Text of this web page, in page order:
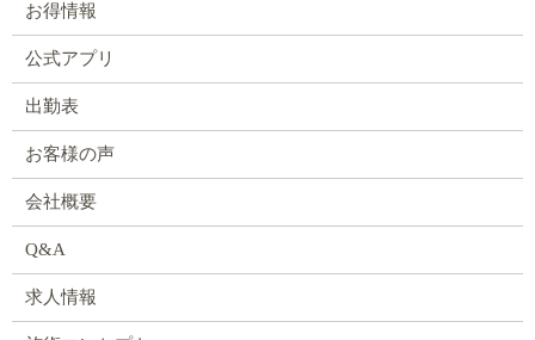
お得情報
公式アプリ
出勤表
お客様の声
会社概要
Q&A
求人情報